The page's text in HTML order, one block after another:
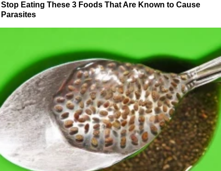
Stop Eating These 3 Foods That Are Known to Cause
Parasites